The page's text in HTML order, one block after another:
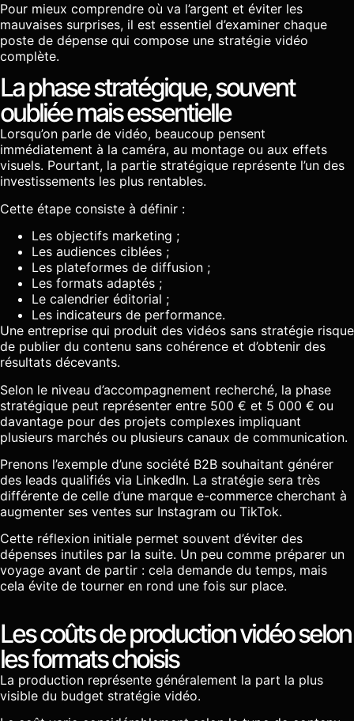
Pour mieux comprendre où va l’argent et éviter les
mauvaises surprises, il est essentiel d’examiner chaque
poste de dépense qui compose une stratégie vidéo
complète.
La phase stratégique, souvent
oubliée mais essentielle
Lorsqu’on parle de vidéo, beaucoup pensent
immédiatement à la caméra, au montage ou aux effets
visuels. Pourtant, la partie stratégique représente l’un des
investissements les plus rentables.
Cette étape consiste à définir :
Les objectifs marketing ;
Les audiences ciblées ;
Les plateformes de diffusion ;
Les formats adaptés ;
Le calendrier éditorial ;
Les indicateurs de performance.
Une entreprise qui produit des vidéos sans stratégie risque
de publier du contenu sans cohérence et d’obtenir des
résultats décevants.
Selon le niveau d’accompagnement recherché, la phase
stratégique peut représenter entre 500 € et 5 000 € ou
davantage pour des projets complexes impliquant
plusieurs marchés ou plusieurs canaux de communication.
Prenons l’exemple d’une société B2B souhaitant générer
des leads qualifiés via LinkedIn. La stratégie sera très
différente de celle d’une marque e-commerce cherchant à
augmenter ses ventes sur Instagram ou TikTok.
Cette réflexion initiale permet souvent d’éviter des
dépenses inutiles par la suite. Un peu comme préparer un
voyage avant de partir : cela demande du temps, mais
cela évite de tourner en rond une fois sur place.
Les coûts de production vidéo selon
les formats choisis
La production représente généralement la part la plus
visible du budget stratégie vidéo.